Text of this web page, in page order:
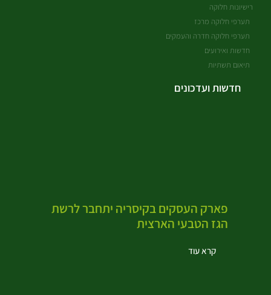
רישיונות חלוקה
תערפי חלוקה מרכז
תערפי חלוקה חדרה והעמקים
חדשות ואירועים
תיאום תשתיות
חדשות ועדכונים
פארק העסקים בקיסריה יתחבר לרשת
הגז הטבעי הארצית
קרא עוד